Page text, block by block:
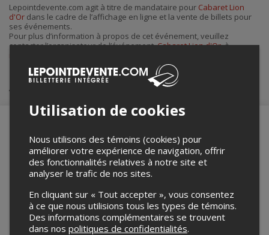
courriel
Lepointdevente.com agit à titre de mandataire pour Cabaret Lion
d'Or dans le cadre de l’affichage en ligne et la vente de billets pour
ses événements.
Pour plus d’information à propos de cet événement, veuillez
contacter l’organisateur de l’événement,Cabaret Lion d'Or, à
Achat de billets
Merci de confirmer que vous n'êtes pas un
robot ci-bas.
Utilisation de cookies
Nous utilisons des témoins (cookies) pour
améliorer votre expérience de navigation, offrir
des fonctionnalités relatives à notre site et
analyser le trafic de nos sites.
En cliquant sur « Tout accepter », vous consentez
à ce que nous utilisions tous les types de témoins.
Des informations complémentaires se trouvent
dans nos politiques de confidentialités.